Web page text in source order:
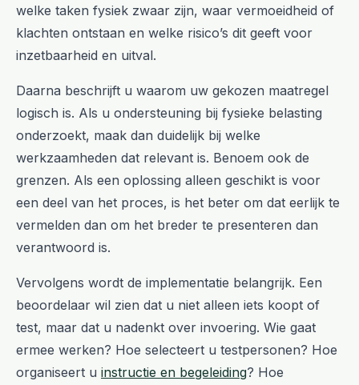
welke taken fysiek zwaar zijn, waar vermoeidheid of
klachten ontstaan en welke risico’s dit geeft voor
inzetbaarheid en uitval.
Daarna beschrijft u waarom uw gekozen maatregel
logisch is. Als u ondersteuning bij fysieke belasting
onderzoekt, maak dan duidelijk bij welke
werkzaamheden dat relevant is. Benoem ook de
grenzen. Als een oplossing alleen geschikt is voor
een deel van het proces, is het beter om dat eerlijk te
vermelden dan om het breder te presenteren dan
verantwoord is.
Vervolgens wordt de implementatie belangrijk. Een
beoordelaar wil zien dat u niet alleen iets koopt of
test, maar dat u nadenkt over invoering. Wie gaat
ermee werken? Hoe selecteert u testpersonen? Hoe
organiseert u instructie en begeleiding? Hoe